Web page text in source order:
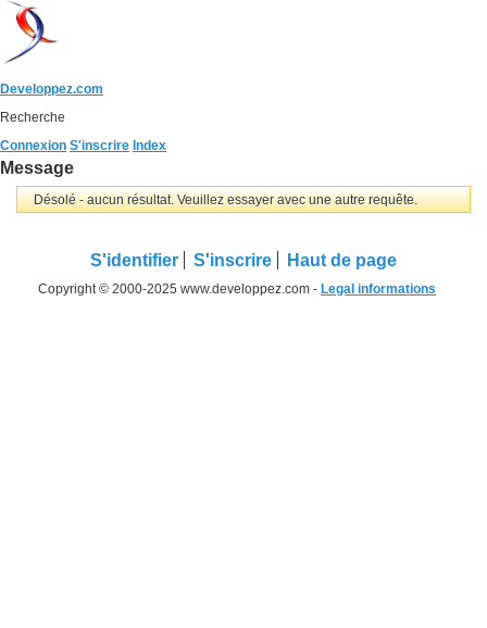
Developpez.com
Recherche
Connexion S'inscrire Index
Message
Désolé - aucun résultat. Veuillez essayer avec une autre requête.
S'identifier S'inscrire Haut de page
Copyright © 2000-2025 www.developpez.com - Legal informations